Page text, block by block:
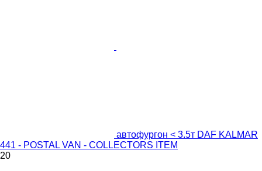
автофургон < 3.5т DAF KALMAR
441 - POSTAL VAN - COLLECTORS ITEM
20